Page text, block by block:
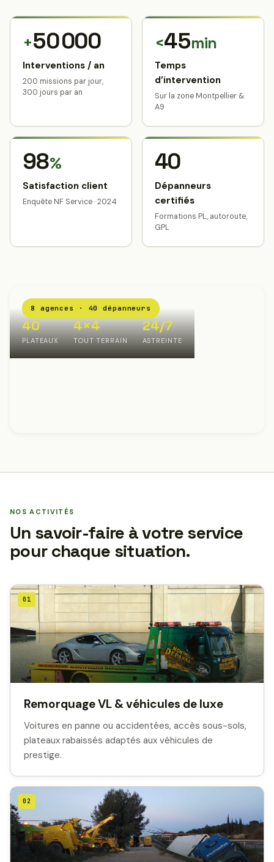
+50 000
Interventions / an
200 missions par jour,
300 jours par an
<45min
Temps
d’intervention
Sur la zone Montpellier &
A9
98%
Satisfaction client
Enquête NF Service · 2024
40
Dépanneurs
certifiés
Formations PL, autoroute,
GPL
8 agences · 40 dépanneurs
40
PLATEAUX
4×4
TOUT TERRAIN
24/7
ASTREINTE
NOS ACTIVITÉS
Un savoir-faire à votre service
pour chaque situation.
01
Remorquage VL & véhicules de luxe
Voitures en panne ou accidentées, accès sous-sols,
plateaux rabaissés adaptés aux véhicules de
prestige.
02